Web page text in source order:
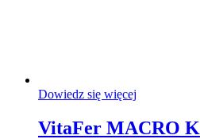
Dowiedz się więcej
VitaFer MACRO K